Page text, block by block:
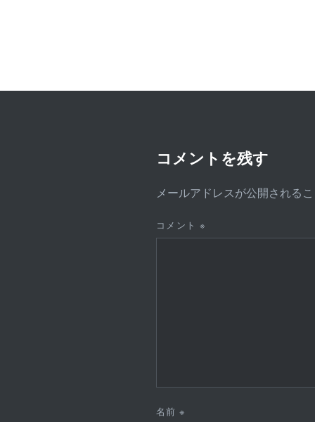
シ
コメントを残す
メールアドレスが公開されるこ
コメント ※
名前 ※